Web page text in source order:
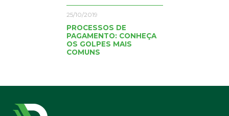
25/10/2019
PROCESSOS DE
PAGAMENTO: CONHEÇA
OS GOLPES MAIS
COMUNS